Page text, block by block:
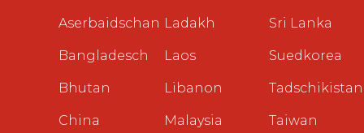
Aserbaidschan
Bangladesch
Bhutan
China
Ladakh
Laos
Libanon
Malaysia
Sri Lanka
Suedkorea
Tadschikistan
Taiwan